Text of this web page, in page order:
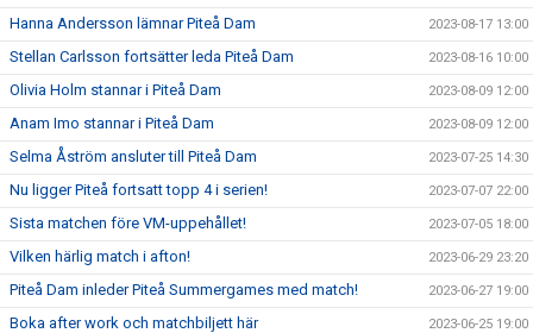
Hanna Andersson lämnar Piteå Dam 2023-08-17 13:00
Stellan Carlsson fortsätter leda Piteå Dam 2023-08-16 10:00
Olivia Holm stannar i Piteå Dam 2023-08-09 12:00
Anam Imo stannar i Piteå Dam 2023-08-09 12:00
Selma Åström ansluter till Piteå Dam 2023-07-25 14:30
Nu ligger Piteå fortsatt topp 4 i serien! 2023-07-07 22:00
Sista matchen före VM-uppehållet! 2023-07-05 18:00
Vilken härlig match i afton! 2023-06-29 23:20
Piteå Dam inleder Piteå Summergames med match! 2023-06-27 19:00
Boka after work och matchbiljett här 2023-06-25 19:00